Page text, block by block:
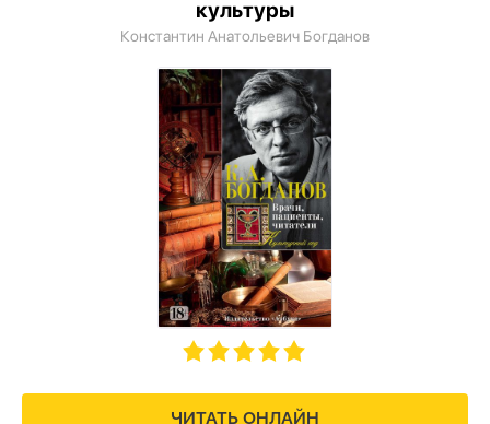
ЧИТАТЬ ОНЛАЙН
культуры
Константин Анатольевич Богданов